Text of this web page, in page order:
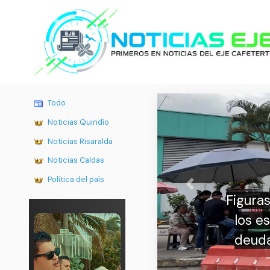
Todo
Noticias Quindío
Noticias Risaralda
Noticias Caldas
Política del país
políticas reaccionan a la publicación de
estados financieros de la Nueva EPS, con
y pérdidas por $4,8 billones en 2024
Previous